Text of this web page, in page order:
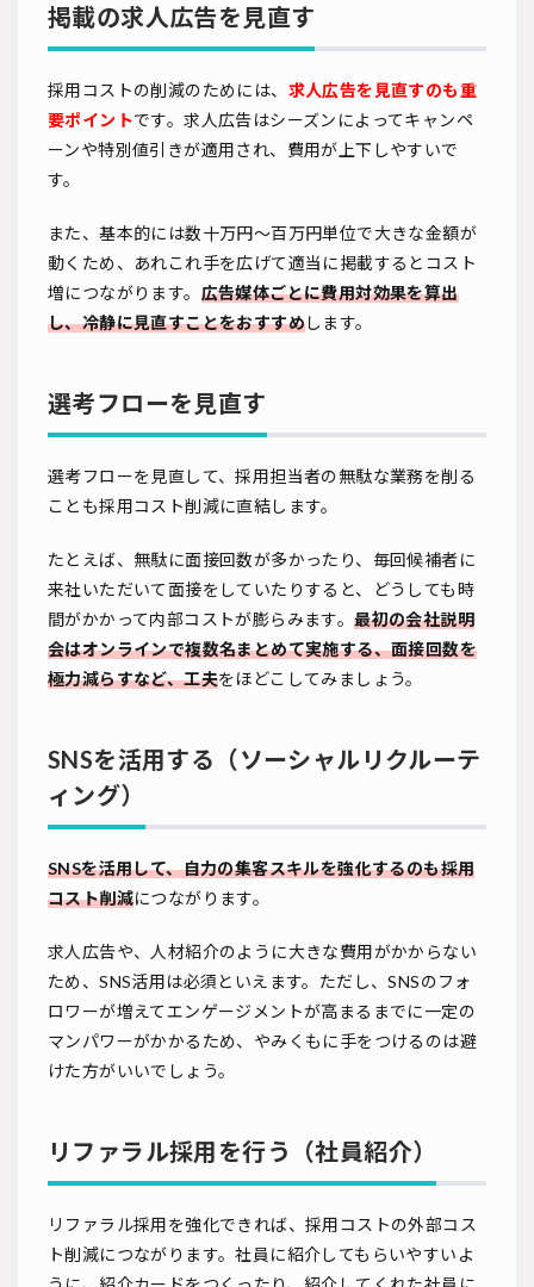
掲載の求人広告を見直す
採用コストの削減のためには、 求人広告を見直すのも重
要ポイントです。求人広告はシーズンによってキャンペ
ーンや特別値引きが適用され、費用が上下しやすいで
す。
また、基本的には数十万円～百万円単位で大きな金額が
動くため、あれこれ手を広げて適当に掲載するとコスト
増につながります。 広告媒体ごとに費用対効果を算出
し、冷静に見直すことをおすすめします。
選考フローを見直す
選考フローを見直して、採用担当者の無駄な業務を削る
ことも採用コスト削減に直結します。
たとえば、無駄に面接回数が多かったり、毎回候補者に
来社いただいて面接をしていたりすると、どうしても時
間がかかって内部コストが膨らみます。最初の会社説明
会はオンラインで複数名まとめて実施する、面接回数を
極力減らすなど、工夫をほどこしてみましょう。
SNSを活用する（ソーシャルリクルーテ
ィング）
SNSを活用して、自力の集客スキルを強化するのも採用
コスト削減につながります。
求人広告や、人材紹介のように大きな費用がかからない
ため、SNS活用は必須といえます。ただし、SNSのフォ
ロワーが増えてエンゲージメントが高まるまでに一定の
マンパワーがかかるため、やみくもに手をつけるのは避
けた方がいいでしょう。
リファラル採用を行う（社員紹介）
リファラル採用を強化できれば、採用コストの外部コス
ト削減につながります。社員に紹介してもらいやすいよ